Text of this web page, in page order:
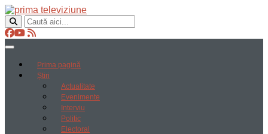
Prima pagină
Știri
Actualitate
Evenimente
Interviu
Politic
Electoral